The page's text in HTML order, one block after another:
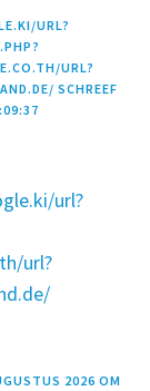
URL?
URL?
SCHREEF
url?
url?
2026 OM